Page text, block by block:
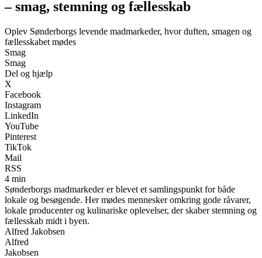
– smag, stemning og fællesskab
Oplev Sønderborgs levende madmarkeder, hvor duften, smagen og
fællesskabet mødes
Smag
Smag
Del og hjælp
X
Facebook
Instagram
LinkedIn
YouTube
Pinterest
TikTok
Mail
RSS
4 min
Sønderborgs madmarkeder er blevet et samlingspunkt for både
lokale og besøgende. Her mødes mennesker omkring gode råvarer,
lokale producenter og kulinariske oplevelser, der skaber stemning og
fællesskab midt i byen.
Alfred Jakobsen
Alfred
Jakobsen